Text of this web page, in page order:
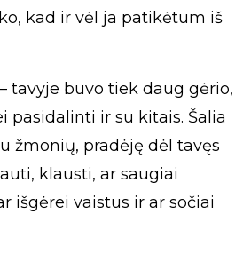
kad ir vėl ja patikėtum iš
tavyje buvo tiek daug gėrio,
pasidalinti ir su kitais. Šalia
žmonių, pradėję dėl tavęs
klausti, ar saugiai
išgėrei vaistus ir ar sočiai